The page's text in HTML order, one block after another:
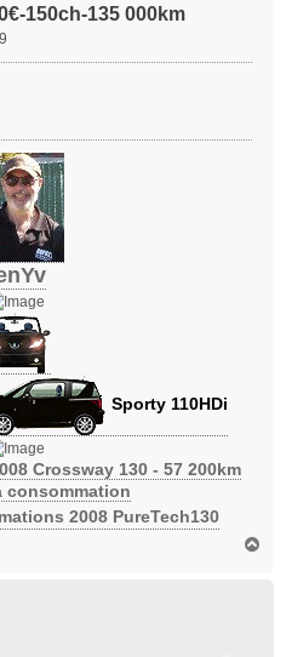
150ch-135 000km
Sporty 110HDi
Crossway 130 - 57 200km
consommation
2008 PureTech130